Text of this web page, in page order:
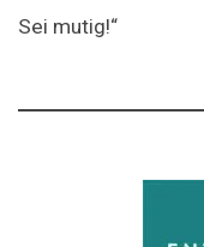
Sei mutig!“